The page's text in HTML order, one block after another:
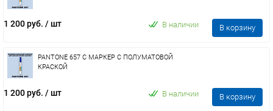
1 200 руб. / шт В наличии В корзину
PANTONE 657 C МАРКЕР С ПОЛУМАТОВОЙ
КРАСКОЙ
1 200 руб. / шт В наличии В корзину